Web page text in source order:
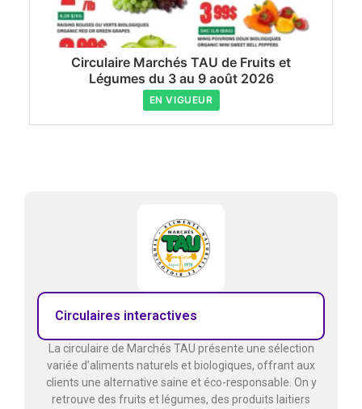
Circulaire Marchés TAU de Fruits et
Légumes du 3 au 9 août 2026
EN VIGUEUR
Circulaires interactives
La circulaire de Marchés TAU présente une sélection
variée d’aliments naturels et biologiques, offrant aux
clients une alternative saine et éco-responsable. On y
retrouve des fruits et légumes, des produits laitiers